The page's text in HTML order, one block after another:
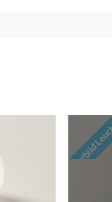
Vorbild Leuchte